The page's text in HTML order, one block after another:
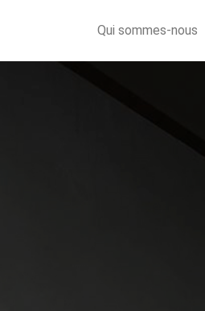
Qui sommes-nous